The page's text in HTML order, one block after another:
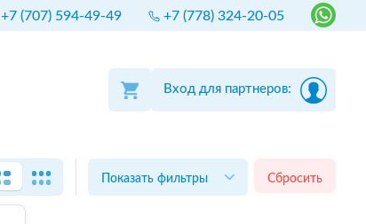
+7 (707) 594-49-49 +7 (778) 324-20-05
Вход для партнеров:
Показать фильтры Сбросить